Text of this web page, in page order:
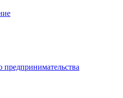
предпринимательства